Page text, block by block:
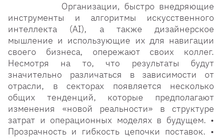
Организации, быстро внедряющие
инструменты и алгоритмы искусственного
интеллекта (АI), а также дизайнерское
мышление и использующие их для навигации
своего бизнеса, опережают своих коллег.
Несмотря на то, что результаты будут
значительно различаться в зависимости от
отрасли, в секторах появляется несколько
общих тенденций, которые предполагают
изменения «новой реальности» в структуре
затрат и операционных моделях в будущем. •
Прозрачность и гибкость цепочки поставок. •